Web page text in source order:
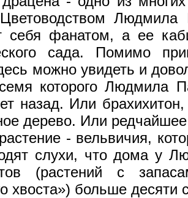
Людмила
себя фанатом, а ее
сада. Помимо
можно увидеть и
которого Людмила
назад. Или
дерево. Или
- вельвичия,
слухи, что дома у
(растений с
хвоста») больше десяти